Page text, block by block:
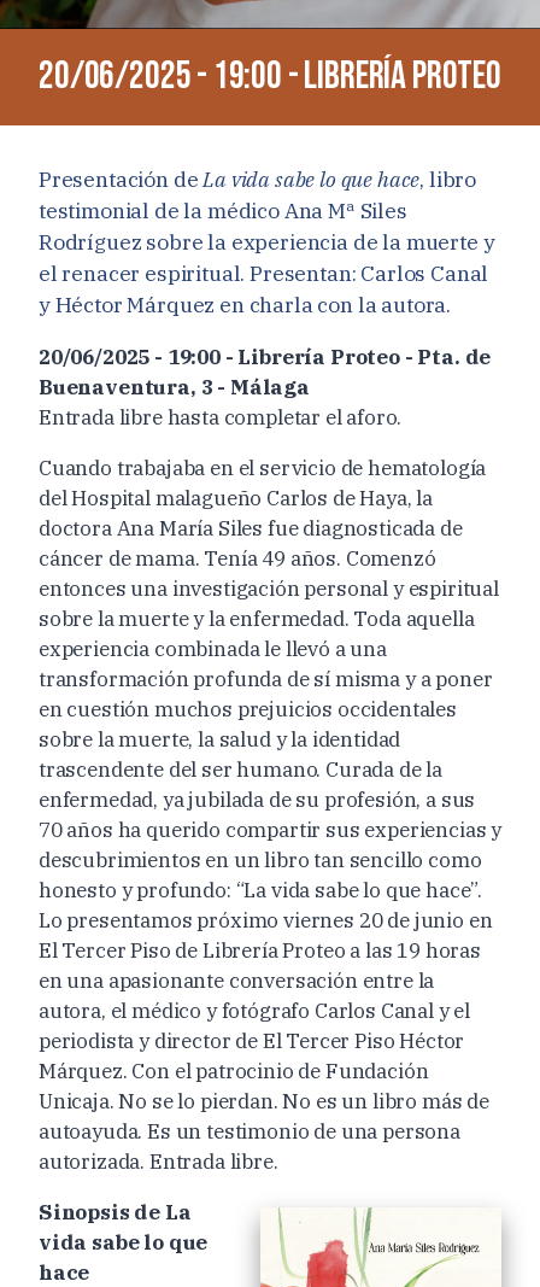
20/06/2025 - 19:00 - Librería Proteo
Presentación deLa vida sabe lo que hace, libro
testimonial de la médico Ana Mª Siles
Rodríguez sobre la experiencia de la muerte y
el renacer espiritual. Presentan: Carlos Canal
y Héctor Márquez en charla con la autora.
20/06/2025 - 19:00 - Librería Proteo - Pta. de
Buenaventura, 3 - Málaga
Entrada libre hasta completar el aforo.
Cuando trabajaba en el servicio de hematología
del Hospital malagueño Carlos de Haya, la
doctora Ana María Siles fue diagnosticada de
cáncer de mama. Tenía 49 años. Comenzó
entonces una investigación personal y espiritual
sobre la muerte y la enfermedad. Toda aquella
experiencia combinada le llevó a una
transformación profunda de sí misma y a poner
en cuestión muchos prejuicios occidentales
sobre la muerte, la salud y la identidad
trascendente del ser humano. Curada de la
enfermedad, ya jubilada de su profesión, a sus
70 años ha querido compartir sus experiencias y
descubrimientos en un libro tan sencillo como
honesto y profundo: “La vida sabe lo que hace”.
Lo presentamos próximo viernes 20 de junio en
El Tercer Piso de Librería Proteo a las 19 horas
en una apasionante conversación entre la
autora, el médico y fotógrafo Carlos Canal y el
periodista y director de El Tercer Piso Héctor
Márquez. Con el patrocinio de Fundación
Unicaja. No se lo pierdan. No es un libro más de
autoayuda. Es un testimonio de una persona
autorizada. Entrada libre.
Sinopsis de La
vida sabe lo que
hace